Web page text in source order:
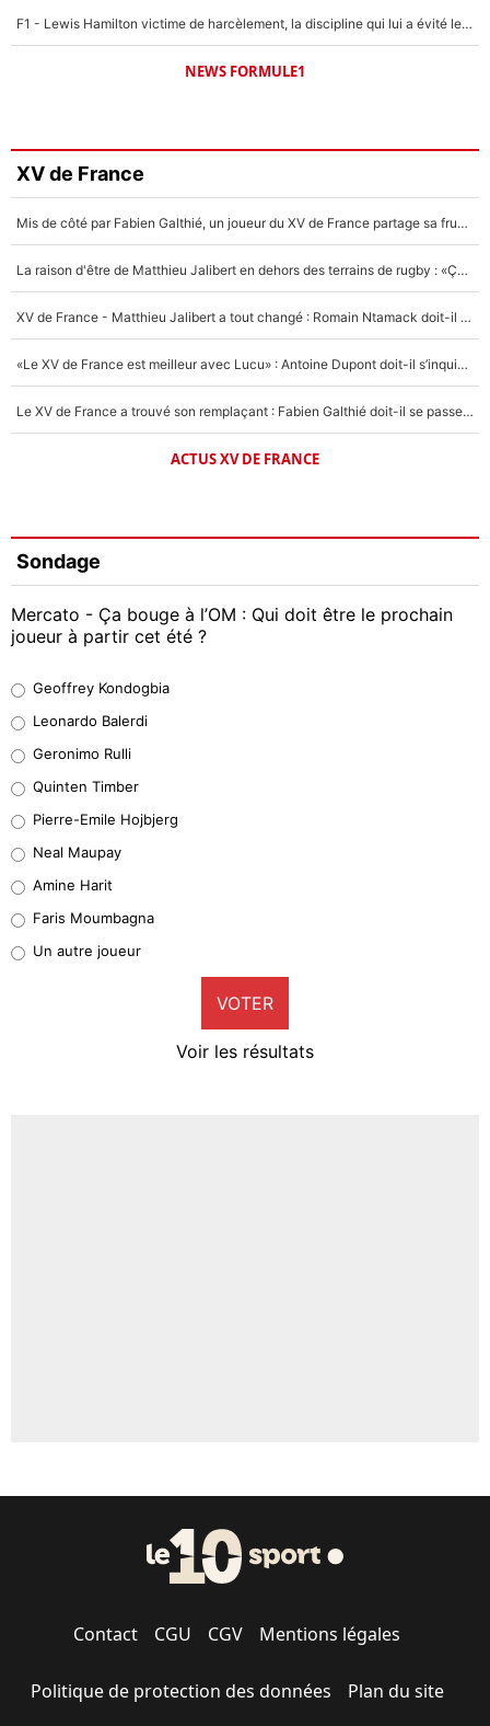
F1 - Lewis Hamilton victime de harcèlement, la discipline qui lui a évité le pire : «J'aurais probablement mal tourné»
NEWS FORMULE1
XV de France
Mis de côté par Fabien Galthié, un joueur du XV de France partage sa frustration : «ils ne me l’ont pas dit tout de suite»
La raison d'être de Matthieu Jalibert en dehors des terrains de rugby : «Ça m'atteint autant que si tu touches à un membre de ma famille»
XV de France - Matthieu Jalibert a tout changé : Romain Ntamack doit-il s’inquiéter pour sa place à un an de la Coupe du monde ?
«Le XV de France est meilleur avec Lucu» : Antoine Dupont doit-il s’inquiéter pour sa place ?
Le XV de France a trouvé son remplaçant : Fabien Galthié doit-il se passer d'Antoine Dupont ?
ACTUS XV DE FRANCE
Sondage
Mercato - Ça bouge à l’OM : Qui doit être le prochain
joueur à partir cet été ?
38%
32%
5%
1%
9%
Geoffrey Kondogbia
Leonardo Balerdi
Geronimo Rulli
Quinten Timber
Pierre-Emile Hojbjerg
Neal Maupay
Amine Harit
Faris Moumbagna
Un autre joueur
VOTER
Voir les résultats
Contact CGU CGV Mentions légales
Politique de protection des données Plan du site